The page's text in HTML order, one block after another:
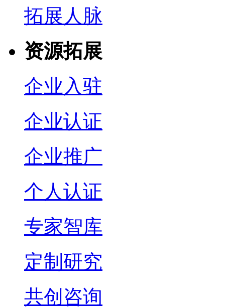
拓展人脉
资源拓展
企业入驻
企业认证
企业推广
个人认证
专家智库
定制研究
共创咨询